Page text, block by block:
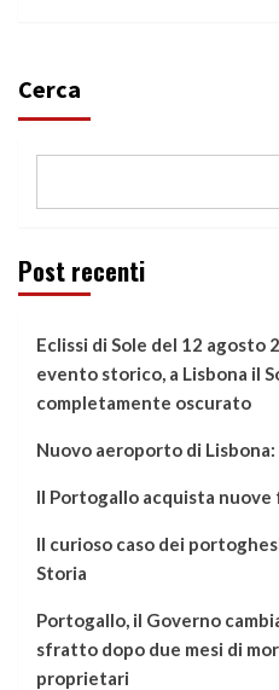
Cerca
Post recenti
Eclissi di Sole del 12 agosto
evento storico, a Lisbona il
completamente oscurato
Nuovo aeroporto di
Il Portogallo acquista
Il curioso caso dei
Storia
Portogallo, il Governo
sfratto dopo due mesi di
proprietari